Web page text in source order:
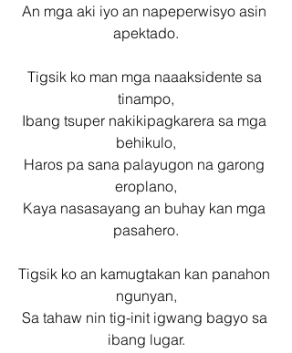
An mga aki iyo an napeperwisyo asin
apektado.
Tigsik ko man mga naaaksidente sa
tinampo,
Ibang tsuper nakikipagkarera sa mga
behikulo,
Haros pa sana palayugon na garong
eroplano,
Kaya nasasayang an buhay kan mga
pasahero.
Tigsik ko an kamugtakan kan panahon
ngunyan,
Sa tahaw nin tig-init igwang bagyo sa
ibang lugar.